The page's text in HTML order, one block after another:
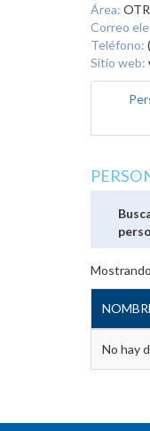
Área:
Correo
Teléfono:
Sitio web:
Mostrando
No hay